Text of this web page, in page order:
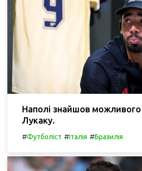
Наполі знайшов можливого
Лукаку.
#Футболіст #Італія #Бразилія